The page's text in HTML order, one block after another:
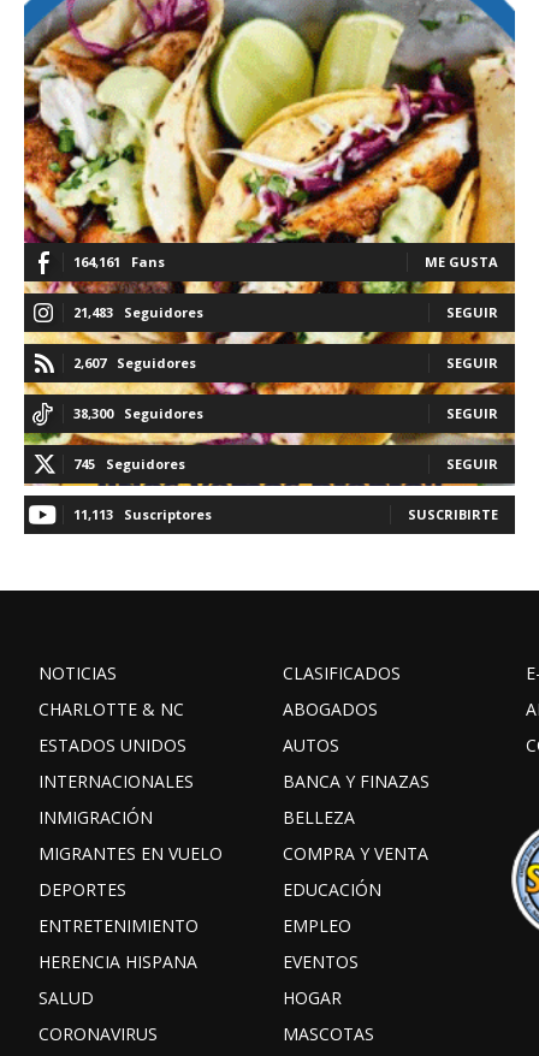
164,161 Fans ME GUSTA
21,483 Seguidores SEGUIR
2,607 Seguidores SEGUIR
38,300 Seguidores SEGUIR
745 Seguidores SEGUIR
11,113 Suscriptores SUSCRIBIRTE
NOTICIAS
CHARLOTTE & NC
ESTADOS UNIDOS
INTERNACIONALES
INMIGRACIÓN
MIGRANTES EN VUELO
DEPORTES
ENTRETENIMIENTO
HERENCIA HISPANA
SALUD
CORONAVIRUS
CLASIFICADOS
ABOGADOS
AUTOS
BANCA Y FINAZAS
BELLEZA
COMPRA Y VENTA
EDUCACIÓN
EMPLEO
EVENTOS
HOGAR
MASCOTAS